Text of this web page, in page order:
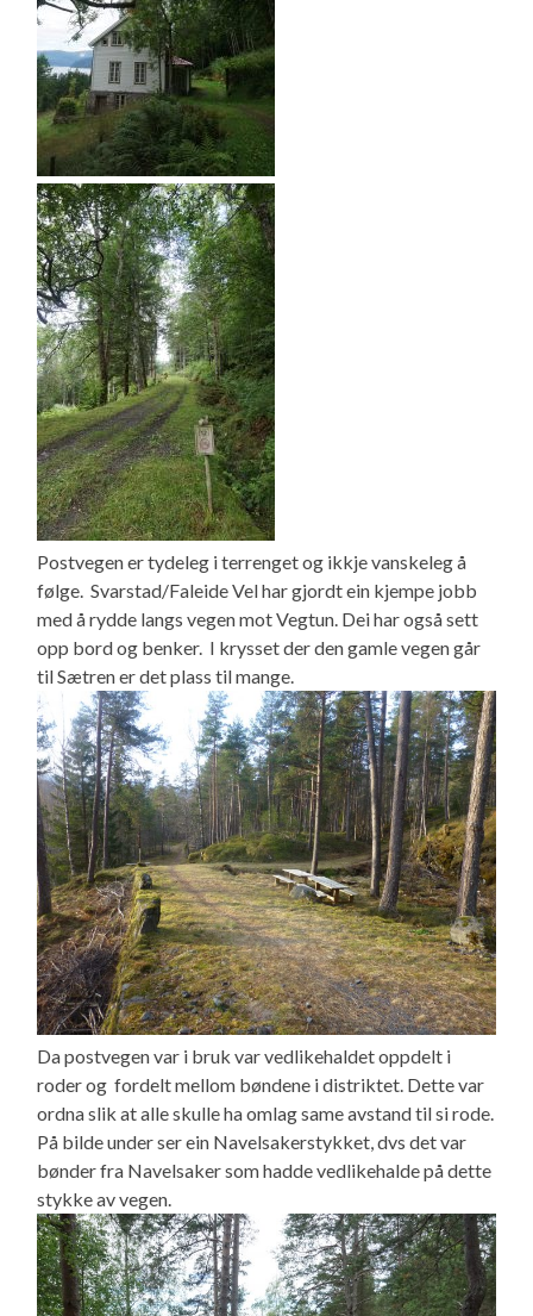
Postvegen er tydeleg i terrenget og ikkje vanskeleg å
følge. Svarstad/Faleide Vel har gjordt ein kjempe jobb
med å rydde langs vegen mot Vegtun. Dei har også sett
opp bord og benker. I krysset der den gamle vegen går
til Sætren er det plass til mange.
Da postvegen var i bruk var vedlikehaldet oppdelt i
roder og fordelt mellom bøndene i distriktet. Dette var
ordna slik at alle skulle ha omlag same avstand til si rode.
På bilde under ser ein Navelsakerstykket, dvs det var
bønder fra Navelsaker som hadde vedlikehalde på dette
stykke av vegen.